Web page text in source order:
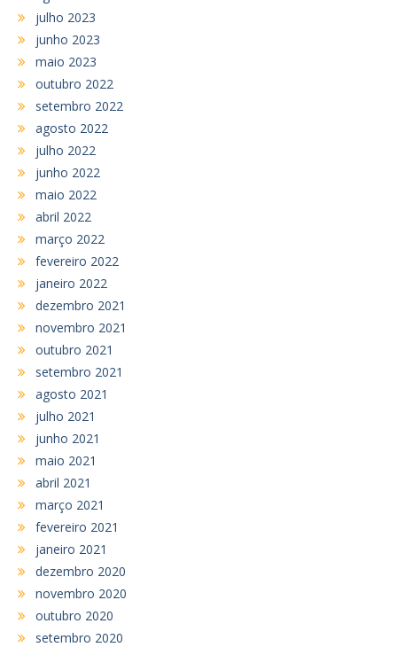
julho 2023
junho 2023
maio 2023
outubro 2022
setembro 2022
agosto 2022
julho 2022
junho 2022
maio 2022
abril 2022
março 2022
fevereiro 2022
janeiro 2022
dezembro 2021
novembro 2021
outubro 2021
setembro 2021
agosto 2021
julho 2021
junho 2021
maio 2021
abril 2021
março 2021
fevereiro 2021
janeiro 2021
dezembro 2020
novembro 2020
outubro 2020
setembro 2020